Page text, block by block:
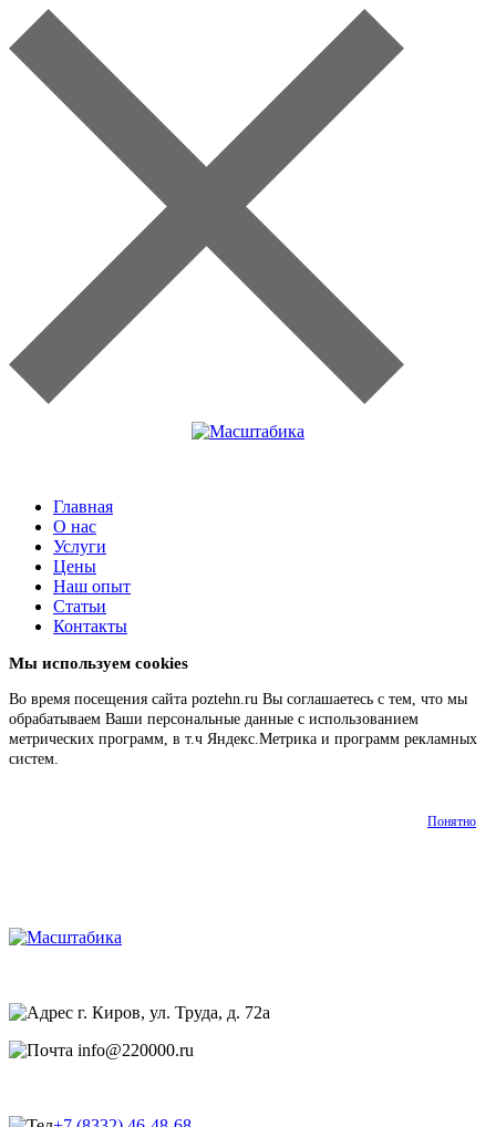
Главная
О нас
Услуги
Цены
Наш опыт
Статьи
Контакты
Мы используем cookies
Во время посещения сайта poztehn.ru Вы соглашаетесь с тем, что мы
обрабатываем Ваши персональные данные с использованием
метрических программ, в т.ч Яндекс.Метрика и программ рекламных
систем.
Понятно
г. Киров, ул. Труда, д. 72а
info@220000.ru